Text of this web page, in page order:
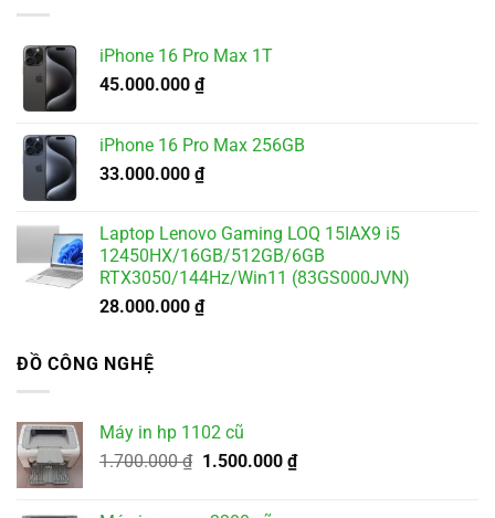
iPhone 16 Pro Max 1T
45.000.000 ₫
iPhone 16 Pro Max 256GB
33.000.000 ₫
Laptop Lenovo Gaming LOQ 15IAX9 i5
12450HX/16GB/512GB/6GB
RTX3050/144Hz/Win11 (83GS000JVN)
28.000.000 ₫
ĐỒ CÔNG NGHỆ
Máy in hp 1102 cũ
1.700.000₫ Giá
1.500.000 ₫Giá